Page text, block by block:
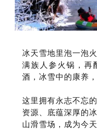
冰天雪地里泡一泡
满族人参火锅，再
酒，冰雪中的康养
这里拥有永志不忘
资源、底蕴深厚的
山滑雪场，成为今